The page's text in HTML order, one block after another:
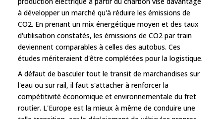
à développer un marché qu'à réduire les émissions de
CO2. En prenant un mix énergétique moyen et des taux
d'utilisation constatés, les émissions de CO2 par train
deviennent comparables à celles des autobus. Ces
études mériteraient d'être complétées pour la logistique.
A défaut de basculer tout le transit de marchandises sur
l'eau ou sur rail, il faut s'attacher à renforcer la
compétitivité économique et environnementale du fret
routier. L'Europe est la mieux à même de conduire une